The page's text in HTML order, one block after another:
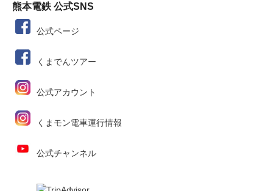
熊本電鉄 公式SNS
公式ページ
くまでんツアー
公式アカウント
くまモン電車運行情報
公式チャンネル